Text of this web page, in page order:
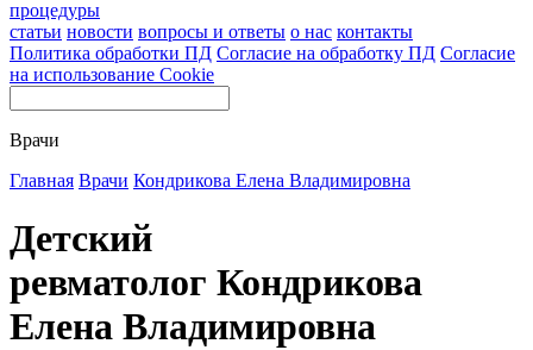
процедуры
статьи новости вопросы и ответы о нас контакты
Политика обработки ПД Согласие на обработку ПД Согласие
на использование Cookie
Врачи
Главная Врачи Кондрикова Елена Владимировна
Детский
ревматолог Кондрикова
Елена Владимировна